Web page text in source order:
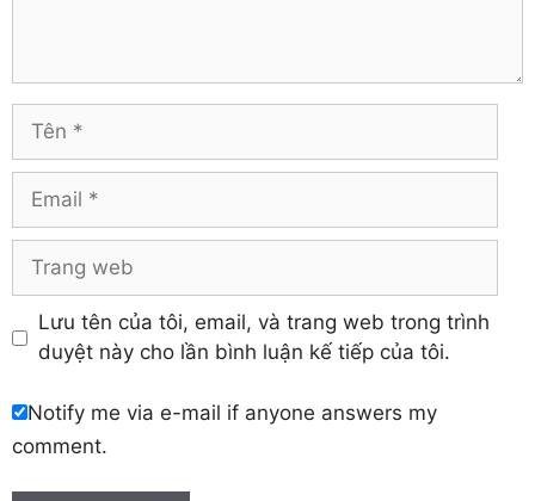
Hòa Bình
Hậu Giang
Hưng Yên
Khánh Hòa
Vĩnh Phúc
Tên
Email
Trang
Lưu tên của tôi, email, và trang web trong trình
duyệt này cho lần bình luận kế tiếp của tôi.
Notify me via e-mail if anyone answers my
comment.